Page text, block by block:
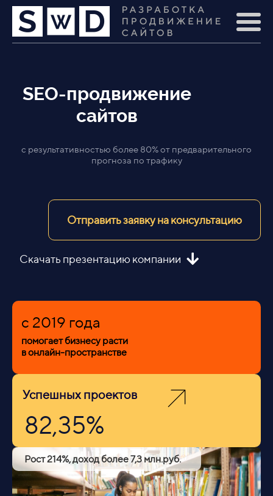
SEO-продвижение
сайтов
с результативностью более 80% от предварительного
прогноза по трафику
Отправить заявку на консультацию
Скачать презентацию компании
c 2019 года
помогает бизнесу расти
в онлайн-пространстве
82,35%
Успешных проектов
Рост 214%, доход более 7,3 млн.руб.